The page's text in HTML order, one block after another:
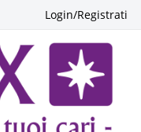
Login/Registrati